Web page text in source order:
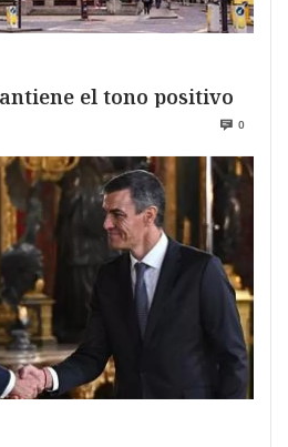
el tono positivo
0